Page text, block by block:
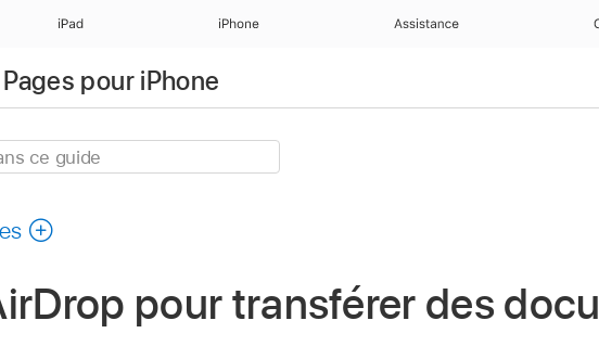
iPad iPhone Assistance
pour iPhone
pour transférer des